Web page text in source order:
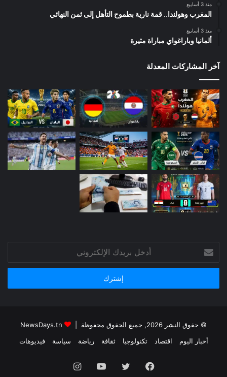
منذ 3 أسابيع
المغرب وهولندا.. قمة نارية بطموح التأهل إلى ثمن النهائي
منذ 3 أسابيع
ألمانيا وباراغواي مباراة مثيرة
آخر المشاركات المعدلة
بريدك
الإلكتروني
© حقوق النشر 2026, جميع الحقوق محفوظة |
أخبار اليوم
اقتصاد تكنولوجيا ثقافة رياضة سياسة فيديوهات
فيسبوك تويتر يوتيوبانستقرام